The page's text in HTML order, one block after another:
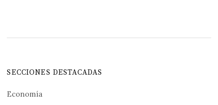
SECCIONES DESTACADAS
Economía